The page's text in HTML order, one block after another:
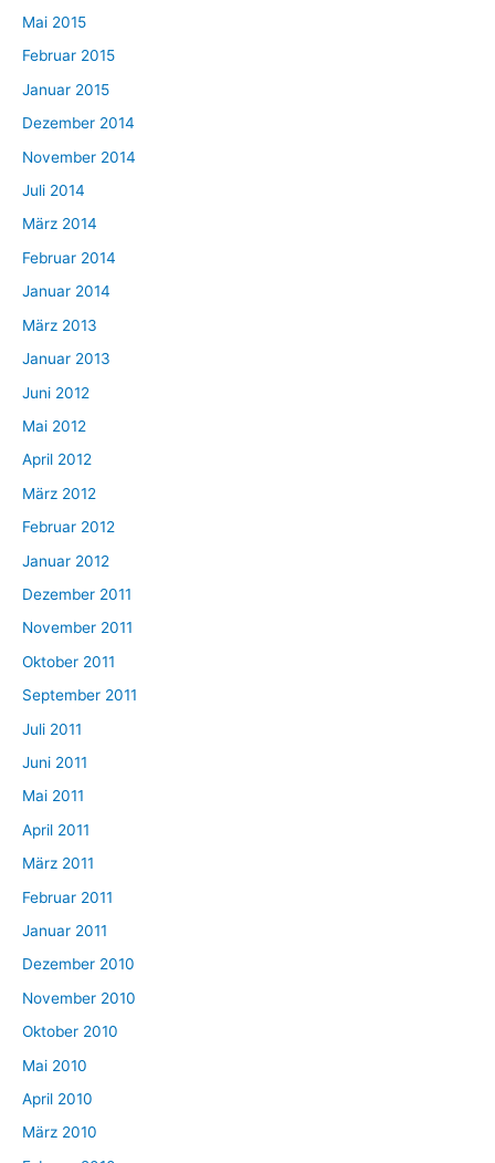
Mai 2015
Februar 2015
Januar 2015
Dezember 2014
November 2014
Juli 2014
März 2014
Februar 2014
Januar 2014
März 2013
Januar 2013
Juni 2012
Mai 2012
April 2012
März 2012
Februar 2012
Januar 2012
Dezember 2011
November 2011
Oktober 2011
September 2011
Juli 2011
Juni 2011
Mai 2011
April 2011
März 2011
Februar 2011
Januar 2011
Dezember 2010
November 2010
Oktober 2010
Mai 2010
April 2010
März 2010